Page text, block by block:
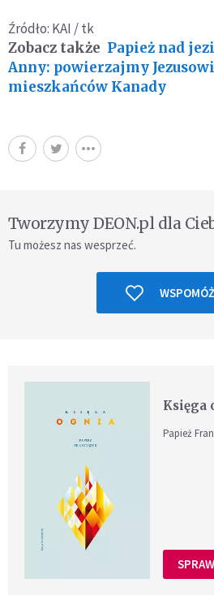
Źródło: KAI / tk
Zobacz także Papież nad
Anny: powierzajmy
mieszkańców Kanady
Tworzymy DEON.pl dla
Tu możesz nas wesprzeć.
Księga
Papież